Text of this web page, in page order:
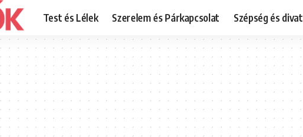
Test és Lélek Szerelem és Párkapcsolat Szépség és divat